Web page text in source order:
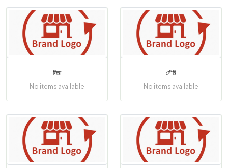
জিরা
No items available
মৌরি
No items available